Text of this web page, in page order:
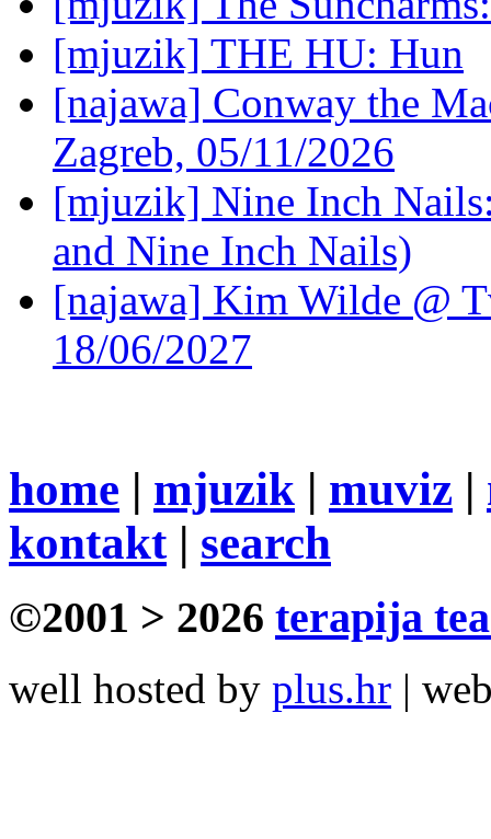
[mjuzik] THE HU: Hun
[najawa] Conway the
Zagreb, 05/11/2026
[mjuzik] Nine Inch
and Nine Inch Nails)
[najawa] Kim Wilde @
18/06/2027
home | mjuzik | muviz |
kontakt| search
©2001 > 2026 terapija
well hosted by plus.hr |